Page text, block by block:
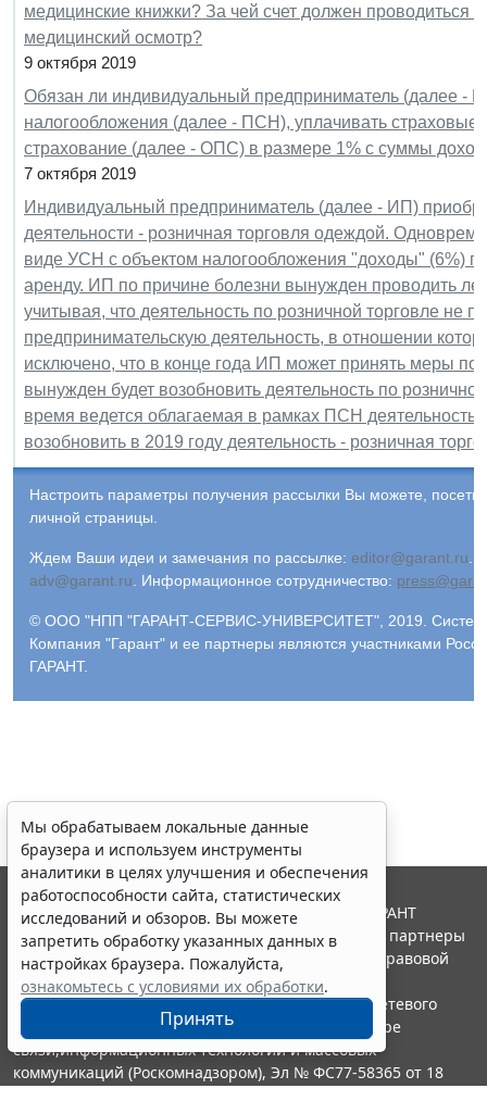
медицинские книжки? За чей счет должен проводиться
медицинский осмотр?
9 октября 2019
Обязан ли индивидуальный предприниматель (далее -
налогообложения (далее - ПСН), уплачивать страховые
страхование (далее - ОПС) в размере 1% с суммы
7 октября 2019
Индивидуальный предприниматель (далее - ИП)
деятельности - розничная торговля одеждой.
виде УСН с объектом налогообложения "доходы" (6%)
аренду. ИП по причине болезни вынужден проводить
учитывая, что деятельность по розничной торговле не
предпринимательскую деятельность, в отношении
исключено, что в конце года ИП может принять меры по
вынужден будет возобновить деятельность по
время ведется облагаемая в рамках ПСН
возобновить в 2019 году деятельность - розничная
Настроить параметры получения рассылки Вы можете,
личной страницы.
Ждем Ваши идеи и замечания по рассылке: editor@garant.ru
adv@garant.ru
Информационное сотрудничество:
© ООО "НПП "ГАРАНТ-СЕРВИС-УНИВЕРСИТЕТ", 2019. Система
Компания "Гарант" и ее партнеры являются участниками
ГАРАНТ.
Мы обрабатываем локальные данные
браузера и используем инструменты
аналитики в целях улучшения и обеспечения
работоспособности сайта, статистических
исследований и обзоров. Вы можете
запретить обработку указанных данных в
настройках браузера. Пожалуйста,
ознакомьтесь с условиями их обработки.
Принять
© ООО "НПП "ГАРАНТ-СЕРВИС", 2026. Система ГАРАНТ
выпускается с 1990 года. Компания "Гарант" и ее партнеры
являются участниками Российской ассоциации правовой
информации ГАРАНТ.
Портал ГАРАНТ.РУ зарегистрирован в качестве сетевого
издания Федеральной службой по надзору в сфере
связи,информационных технологий и массовых
коммуникаций (Роскомнадзором), Эл № ФС77-58365 от 18